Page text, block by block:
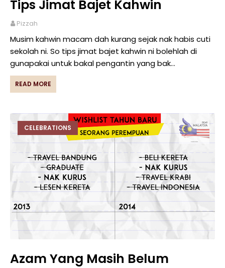
Tips Jimat Bajet Kahwin
Pizzah
Musim kahwin macam dah kurang sejak nak habis cuti
sekolah ni. So tips jimat bajet kahwin ni bolehlah di
gunapakai untuk bakal pengantin yang bak…
READ MORE
CELEBRATIONS
Azam Yang Masih Belum